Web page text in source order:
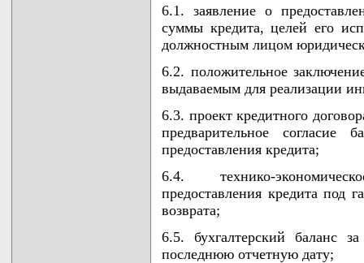
6.1. заявление о
суммы кредита, целей его
должностным лицом
6.2. положительное
выдаваемым для реализации
6.3. проект кредитного
предварительное
предоставления кредита;
6.4. технико-
предоставления кредита под
возврата;
6.5. бухгалтерский баланс
последнюю отчетную дату;